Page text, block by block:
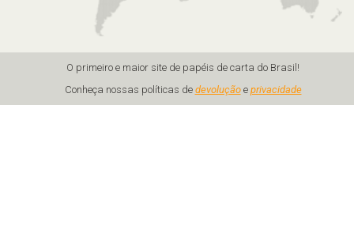
O primeiro e maior site de papéis de carta do Brasil!
Conheça nossas políticas de devoluçãoe privacidade